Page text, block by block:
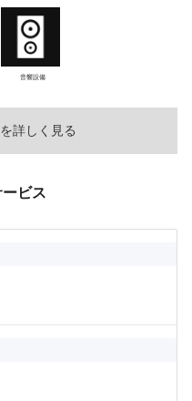
音響設備
詳しく見る
ビス